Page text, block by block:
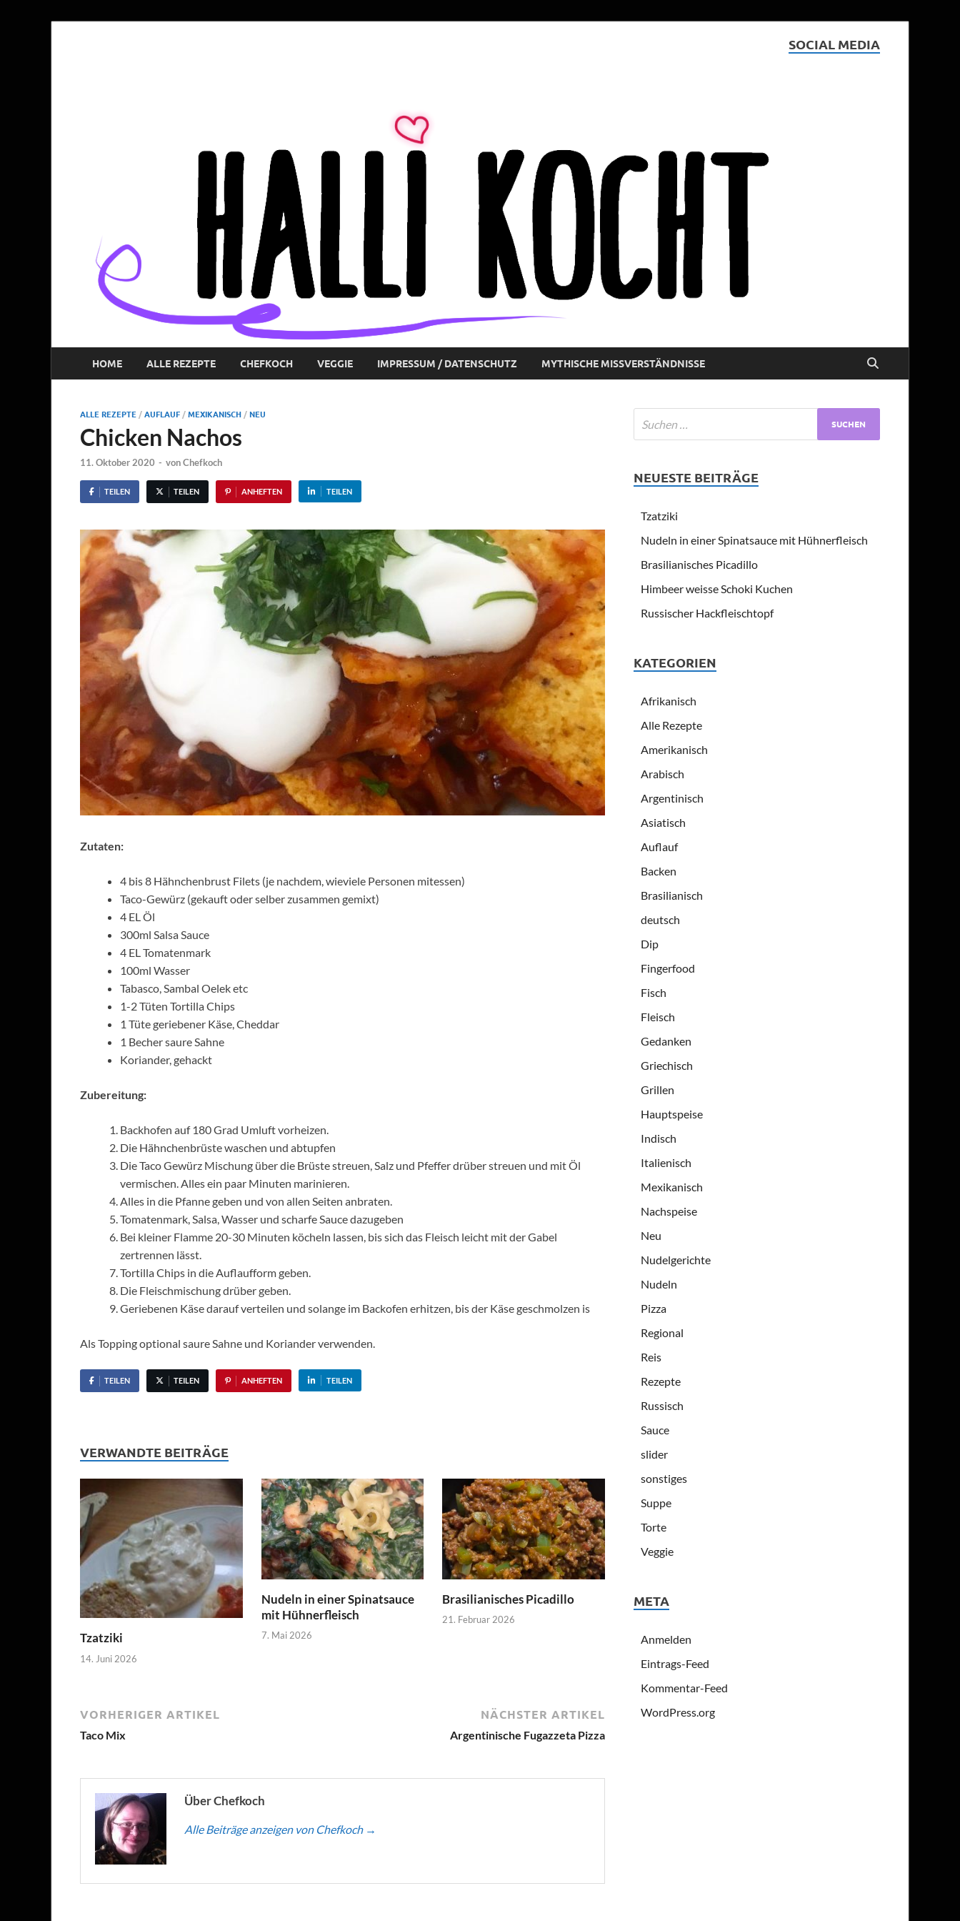
SOCIAL MEDIA
HOME ALLE REZEPTE CHEFKOCH VEGGIE IMPRESSUM / DATENSCHUTZ MYTHISCHE MISSVERSTÄNDNISSE
ALLE REZEPTE /AUFLAUF /MEXIKANISCH /NEU
Chicken Nachos
11. Oktober 2020 - vonChefkoch
TEILEN TEILEN ANHEFTEN TEILEN
Zutaten:
4 bis 8 Hähnchenbrust Filets (je nachdem, wieviele Personen mitessen)
Taco-Gewürz (gekauft oder selber zusammen gemixt)
4 EL Öl
300ml Salsa Sauce
4 EL Tomatenmark
100ml Wasser
Tabasco, Sambal Oelek etc
1-2 Tüten Tortilla Chips
1 Tüte geriebener Käse, Cheddar
1 Becher saure Sahne
Koriander, gehackt
Zubereitung:
Backhofen auf 180 Grad Umluft vorheizen.
Die Hähnchenbrüste waschen und abtupfen
Die Taco Gewürz Mischung über die Brüste streuen, Salz und Pfeffer drüber streuen und mit Öl
vermischen. Alles ein paar Minuten marinieren.
Alles in die Pfanne geben und von allen Seiten anbraten.
Tomatenmark, Salsa, Wasser und scharfe Sauce dazugeben
Bei kleiner Flamme 20-30 Minuten köcheln lassen, bis sich das Fleisch leicht mit der Gabel
zertrennen lässt.
Tortilla Chips in die Auflaufform geben.
Die Fleischmischung drüber geben.
Geriebenen Käse darauf verteilen und solange im Backofen erhitzen, bis der Käse geschmolzen is
Als Topping optional saure Sahne und Koriander verwenden.
TEILEN TEILEN ANHEFTEN TEILEN
VERWANDTE BEITRÄGE
Tzatziki
14. Juni 2026
Nudeln in einer Spinatsauce
mit Hühnerfleisch
7. Mai 2026
Brasilianisches Picadillo
21. Februar 2026
VORHERIGER ARTIKEL
Taco Mix
NÄCHSTER ARTIKEL
Argentinische Fugazzeta Pizza
Über Chefkoch
Alle Beiträge anzeigen von Chefkoch →
NEUESTE BEITRÄGE
Tzatziki
Nudeln in einer Spinatsauce mit Hühnerfleisch
Brasilianisches Picadillo
Himbeer weisse Schoki Kuchen
Russischer Hackfleischtopf
KATEGORIEN
Afrikanisch
Alle Rezepte
Amerikanisch
Arabisch
Argentinisch
Asiatisch
Auflauf
Backen
Brasilianisch
deutsch
Dip
Fingerfood
Fisch
Fleisch
Gedanken
Griechisch
Grillen
Hauptspeise
Indisch
Italienisch
Mexikanisch
Nachspeise
Neu
Nudelgerichte
Nudeln
Pizza
Regional
Reis
Rezepte
Russisch
Sauce
slider
sonstiges
Suppe
Torte
Veggie
META
Anmelden
Eintrags-Feed
Kommentar-Feed
WordPress.org